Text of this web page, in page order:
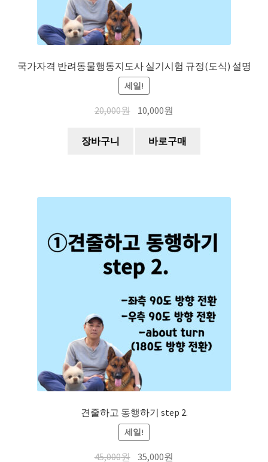
국가자격 반려동물행동지도사 실기시험 규정(도식) 설명
세일!
20,000원 10,000원
장바구니 바로구매
견줄하고 동행하기 step 2.
세일!
45,000원 35,000원